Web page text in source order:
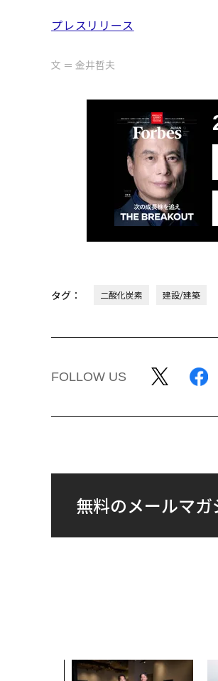
プレスリリース
文 ＝ 金井哲夫
タグ： 二酸化炭素 建設/建築
FOLLOW US
無料のメールマ